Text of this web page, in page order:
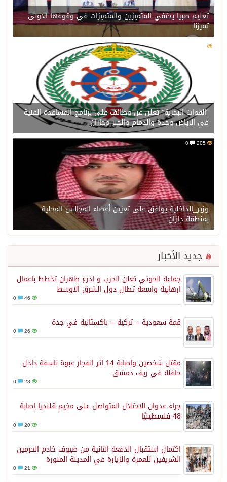
تعليم صبيا يحتفي المتميزين والمتميزات في وقوفها الأولى
تميزنا
206
“القوات البحرية” تعلن عن وظائف على برنامج المساعدة الفنية
في الرياض وجدة والدمام والخبر وجازان
205
وزير_الداخلية يوافق على تعيين أعضاء المجالس المحلية
بمنطقة جازان
جديد الأخبار
جماعة الحوثي تعلن الحرب و اذرع طهران تخطط باعمال
ارهابية واسعة تطال دول الشرق الاوسط
46
قمة سعودية – تركية – باكستانية في جدة
26
مقتل شخصين وإصابة 14 إثر انفجار عبوة ناسفة داخل
حافلة في ريف دمشق
28
جراء عدوان الاحتلال المتواصل على مخيم قلنديا إصابة
48 فلسطينيًا
20
اكتمال استقبال الدفعة الثانية من ضيوف خادم الحرمين
الشريفين للعمرة والزيارة في المدينة المنورة
21